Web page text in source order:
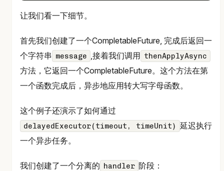
让我们看一下细节。
首先我们创建了一个CompletableFuture, 完成后返回一
个字符串 message ,接着我们调用 thenApplyAsync
方法，它返回一个CompletableFuture。这个方法在第
一个函数完成后，异步地应用转大写字母函数。
这个例子还演示了如何通过
delayedExecutor(timeout, timeUnit) 延迟执行
一个异步任务。
我们创建了一个分离的 handler 阶段：